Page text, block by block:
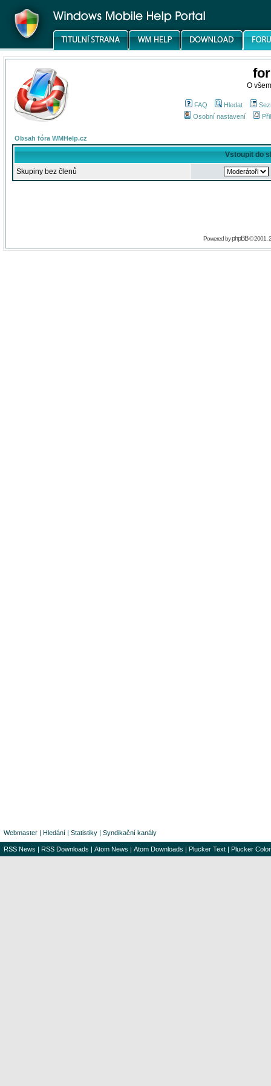
O
FAQ Hledat
Osobní nastavení
Obsah fóra WMHelp.cz
Vstoupit do
Skupiny bez členů
Powered byphpBB© 2001,
Webmaster | Hledání | Statistiky | Syndikační kanály
RSS News | RSS Downloads | Atom News | Atom Downloads | Plucker Text | Plucker Color